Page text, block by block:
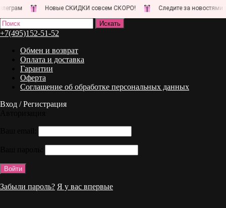
Новые СКИДКИ совсем СКОРО! Следите за новостями на нашем
+7(495)152-51-52
Обмен и возврат
Оплата и доставка
Гарантии
Оферта
Соглашение об обработке персональных данных
Вход / Регистрация
Забыли пароль? Я у вас впервые